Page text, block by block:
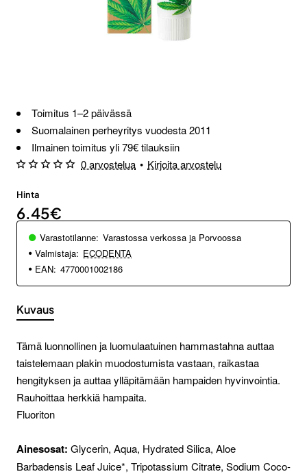
Toimitus 1–2 päivässä
Suomalainen perheyritys vuodesta 2011
Ilmainen toimitus yli 79€ tilauksiin
0 arvostelua • Kirjoita arvostelu
Hinta
6.45€
Varastotilanne: Varastossa verkossa ja Porvoossa
Valmistaja: ECODENTA
EAN: 4770001002186
Kuvaus
Tämä luonnollinen ja luomulaatuinen hammastahna auttaa
taistelemaan plakin muodostumista vastaan, raikastaa
hengityksen ja auttaa ylläpitämään hampaiden hyvinvointia.
Rauhoittaa herkkiä hampaita.
Fluoriton
Ainesosat: Glycerin, Aqua, Hydrated Silica, Aloe
Barbadensis Leaf Juice*, Tripotassium Citrate, Sodium Coco-